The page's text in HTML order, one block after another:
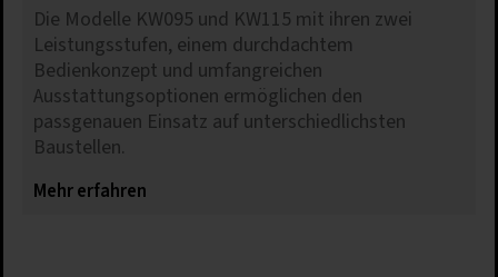
Die Modelle KW095 und KW115 mit ihren zwei
Leistungsstufen, einem durchdachtem
Bedienkonzept und umfangreichen
Ausstattungsoptionen ermöglichen den
passgenauen Einsatz auf unterschiedlichsten
Baustellen.
Mehr erfahren